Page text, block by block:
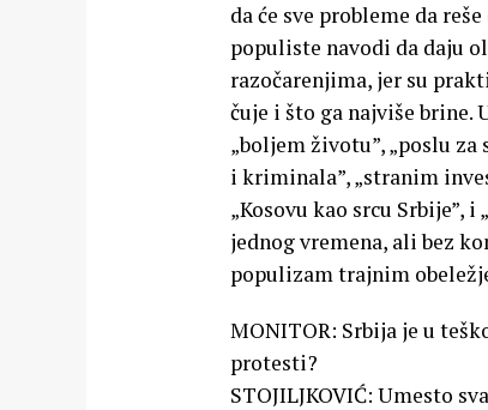
da će sve probleme da
populiste navodi da daju
razočarenjima, jer su
čuje i što ga najviše
„boljem životu”, „poslu
i kriminala”, „stranim
„Kosovu kao srcu Srbije”,
jednog vremena, ali bez
populizam trajnim
MONITOR: Srbija je u
protesti?
STOJILJKOVIĆ: Umesto